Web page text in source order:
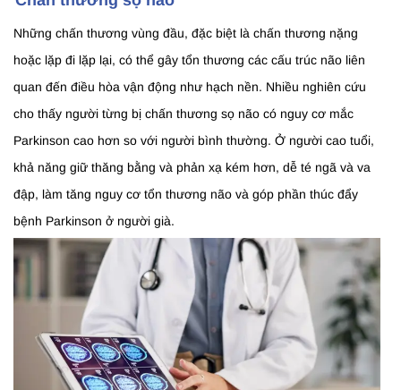
Những chấn thương vùng đầu, đặc biệt là chấn thương nặng
hoặc lặp đi lặp lại, có thể gây tổn thương các cấu trúc não liên
quan đến điều hòa vận động như hạch nền. Nhiều nghiên cứu
cho thấy người từng bị chấn thương sọ não có nguy cơ mắc
Parkinson cao hơn so với người bình thường. Ở người cao tuổi,
khả năng giữ thăng bằng và phản xạ kém hơn, dễ té ngã và va
đập, làm tăng nguy cơ tổn thương não và góp phần thúc đẩy
bệnh Parkinson ở người già.